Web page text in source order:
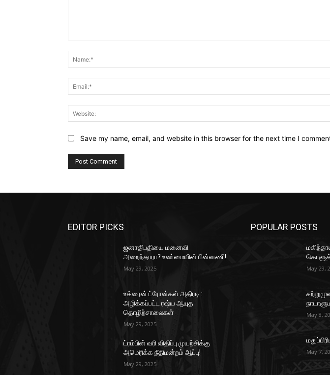
Save my name, email, and website in this browser for the next time I
EDITOR PICKS
ஜனாதிபதியை மனைவி
அறைந்தாரா? உண்மையின் பின்னணி!
May 29, 2025
உக்ரைன் ட்ரோன்கள் அதிரடி :
அழிக்கப்பட்ட ரஷ்ய ஆயுத
தொழிற்சாலைகள்
May 29, 2025
ட்ரம்பின் வரி விதிப்பு முயற்சிக்கு
அமெரிக்க நீதிமன்றம் ஆப்பு!
May 29, 2025
POPULAR POSTS
May 29,
May 8,
May 7,